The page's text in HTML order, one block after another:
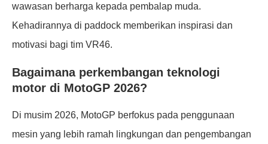
wawasan berharga kepada pembalap muda.
Kehadirannya di paddock memberikan inspirasi dan
motivasi bagi tim VR46.
Bagaimana perkembangan teknologi
motor di MotoGP 2026?
Di musim 2026, MotoGP berfokus pada penggunaan
mesin yang lebih ramah lingkungan dan pengembangan